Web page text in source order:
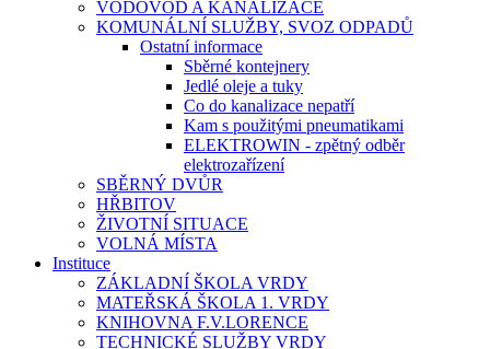
VODOVOD A KANALIZACE
KOMUNÁLNÍ SLUŽBY, SVOZ ODPADŮ
Ostatní informace
Sběrné kontejnery
Jedlé oleje a tuky
Co do kanalizace nepatří
Kam s použitými pneumatikami
ELEKTROWIN - zpětný odběr
elektrozařízení
SBĚRNÝ DVŮR
HŘBITOV
ŽIVOTNÍ SITUACE
VOLNÁ MÍSTA
Instituce
ZÁKLADNÍ ŠKOLA VRDY
MATEŘSKÁ ŠKOLA 1. VRDY
KNIHOVNA F.V.LORENCE
TECHNICKÉ SLUŽBY VRDY